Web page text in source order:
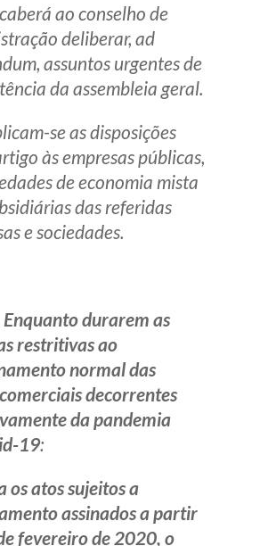
ao conselho de
deliberar, ad
assuntos urgentes de
da assembleia geral.
se as disposições
às empresas públicas,
de economia mista
das referidas
e sociedades.
Enquanto durarem as
restritivas ao
normal das
decorrentes
da pandemia
19:
os atos sujeitos a
assinados a partir
fevereiro de 2020, o